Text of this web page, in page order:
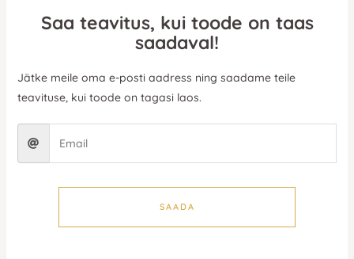
Saa teavitus, kui toode on taas
saadaval!
Jätke meile oma e-posti aadress ning saadame teile
teavituse, kui toode on tagasi laos.
SAADA